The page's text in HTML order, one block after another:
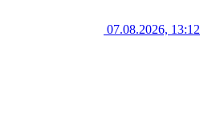
07.08.2026, 13:12